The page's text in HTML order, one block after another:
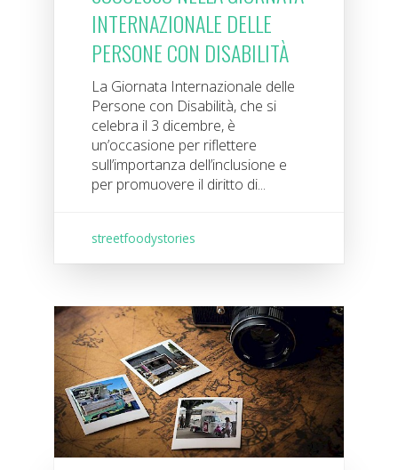
INTERNAZIONALE DELLE
PERSONE CON DISABILITÀ
La Giornata Internazionale delle
Persone con Disabilità, che si
celebra il 3 dicembre, è
un’occasione per riflettere
sull’importanza dell’inclusione e
per promuovere il diritto di...
streetfoodystories